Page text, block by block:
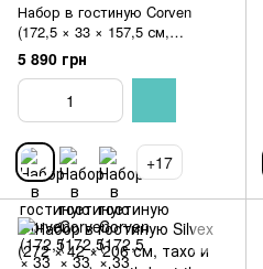
Набор в гостиную Corven
(172,5 × 33 × 157,5 см,
антрацит и белый)
5 890 грн
+17